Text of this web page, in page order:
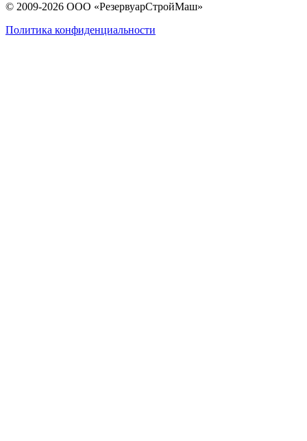
© 2009-2026 ООО «РезервуарСтройМаш»
Политика конфиденциальности